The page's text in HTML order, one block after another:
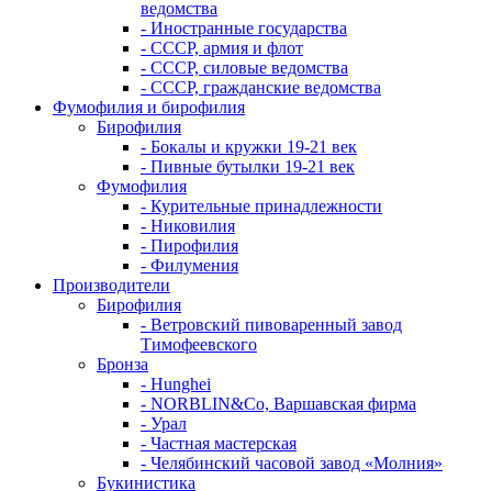
ведомства
- Иностранные государства
- СССР, армия и флот
- СССР, силовые ведомства
- СССР, гражданские ведомства
Фумофилия и бирофилия
Бирофилия
- Бокалы и кружки 19-21 век
- Пивные бутылки 19-21 век
Фумофилия
- Курительные принадлежности
- Никовилия
- Пирофилия
- Филумения
Производители
Бирофилия
- Ветровский пивоваренный завод
Тимофеевского
Бронза
- Hunghei
- NORBLIN&Co, Варшавская фирма
- Урал
- Частная мастерская
- Челябинский часовой завод «Молния»
Букинистика